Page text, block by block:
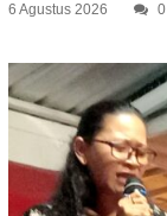
6 Agustus 2026 0